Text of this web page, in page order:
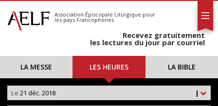
S'abonner
Calendrier
Association Épiscopale Liturgique pour
les pays Francophones
Recevez gratuitement
les lectures du jour par courriel
LA MESSE LES HEURES LA BIBLE
|
Le 21 déc. 2018